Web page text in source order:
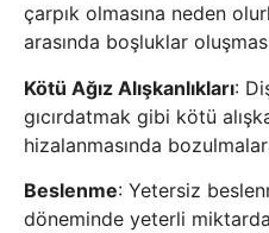
çarpık olmasına neden
arasında boşluklar
Kötü Ağız Alışkanlıkları:
gıcırdatmak gibi kötü
hizalanmasında
Beslenme: Yetersiz
döneminde yeterli